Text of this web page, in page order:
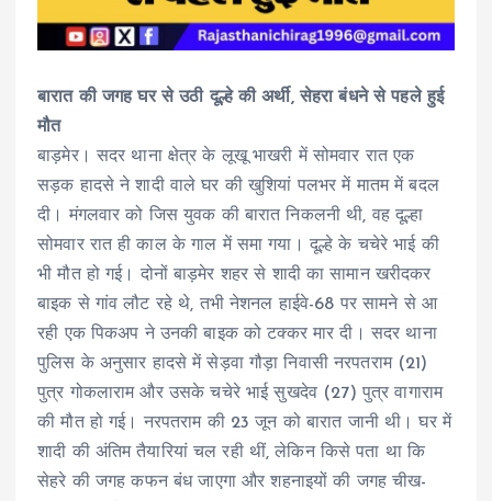
बारात की जगह घर से उठी दूल्हे की अर्थी, सेहरा बंधने से पहले हुई
मौत
बाड़मेर। सदर थाना क्षेत्र के लूखू भाखरी में सोमवार रात एक
सड़क हादसे ने शादी वाले घर की खुशियां पलभर में मातम में बदल
दी। मंगलवार को जिस युवक की बारात निकलनी थी, वह दूल्हा
सोमवार रात ही काल के गाल में समा गया। दूल्हे के चचेरे भाई की
भी मौत हो गई। दोनों बाड़मेर शहर से शादी का सामान खरीदकर
बाइक से गांव लौट रहे थे, तभी नेशनल हाईवे-68 पर सामने से आ
रही एक पिकअप ने उनकी बाइक को टक्कर मार दी। सदर थाना
पुलिस के अनुसार हादसे में सेड़वा गौड़ा निवासी नरपतराम (21)
पुत्र गोकलाराम और उसके चचेरे भाई सुखदेव (27) पुत्र वागाराम
की मौत हो गई। नरपतराम की 23 जून को बारात जानी थी। घर में
शादी की अंतिम तैयारियां चल रही थीं, लेकिन किसे पता था कि
सेहरे की जगह कफन बंध जाएगा और शहनाइयों की जगह चीख-